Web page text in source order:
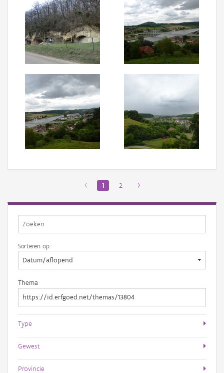
‹ 1 2 ›
Sorteren op:
Thema
Type
Gewest
Provincie